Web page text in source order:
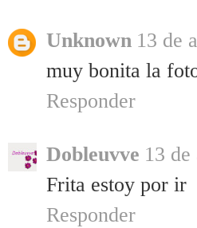
Unknown 13 de
muy bonita la
Responder
Dobleuvve 13
Frita estoy por ir
Responder